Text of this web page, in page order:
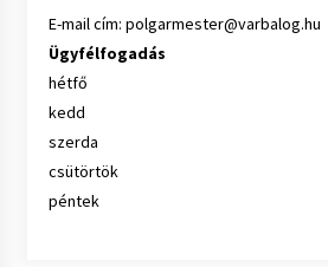
E-mail cím: polgarmester@varbalog.hu
Ügyfélfogadás
hétfő
kedd
szerda
csütörtök
péntek